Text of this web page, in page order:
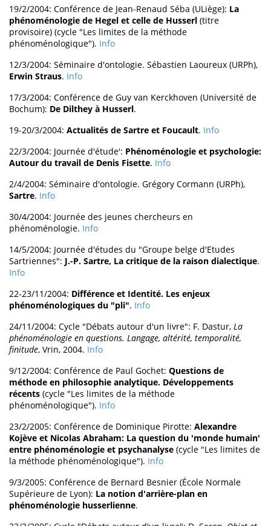
19/2/2004: Conférence de Jean-Renaud Séba (ULiège): La
phénoménologie de Hegel et celle de Husserl (titre
provisoire) (cycle "Les limites de la méthode
phénoménologique"). Info
12/3/2004: Séminaire d'ontologie. Sébastien Laoureux (URPh),
Erwin Straus. Info
17/3/2004: Conférence de Guy van Kerckhoven (Université de
Bochum): De Dilthey à Husserl.
19-20/3/2004: Actualités de Sartre et Foucault. Info
22/3/2004: Journée d'étude': Phénoménologie et psychologie:
Autour du travail de Denis Fisette. Info
2/4/2004: Séminaire d'ontologie. Grégory Cormann (URPh),
Sartre. Info
30/4/2004: Journée des jeunes chercheurs en
phénoménologie. Info
14/5/2004: Journée d'études du "Groupe belge d'Etudes
Sartriennes": J.-P. Sartre, La critique de la raison dialectique.
Info
22-23/11/2004: Différence et Identité. Les enjeux
phénoménologiques du "pli". Info
24/11/2004: Cycle "Débats autour d'un livre": F. Dastur, La
phénoménologie en questions. Langage, altérité, temporalité,
finitude, Vrin, 2004. Info
9/12/2004: Conférence de Paul Gochet: Questions de
méthode en philosophie analytique. Développements
récents (cycle "Les limites de la méthode
phénoménologique"). Info
23/2/2005: Conférence de Dominique Pirotte: Alexandre
Kojève et Nicolas Abraham: La question du 'monde humain'
entre phénoménologie et psychanalyse (cycle "Les limites de
la méthode phénoménologique"). Info
9/3/2005: Conférence de Bernard Besnier (École Normale
Supérieure de Lyon): La notion d'arrière-plan en
phénoménologie husserlienne.